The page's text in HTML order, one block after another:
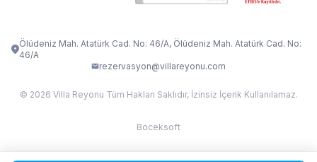
VILLA ELMALI
Ölüdeniz Mah. Atatürk Cad. No: 46/A, Ölüdeniz Mah. Atatürk Cad. No:
46/A
rezervasyon@villareyonu.com
© 2026 Villa Reyonu Tüm Hakları Saklıdır, İzinsiz İçerik Kullanılamaz.
Boceksoft
Fethiye Kas Kalkan 2